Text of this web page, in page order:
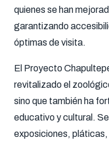
quienes se han
garantizando
óptimas de visita.
El Proyecto
revitalizado el
sino que también ha
educativo y cultural.
exposiciones,